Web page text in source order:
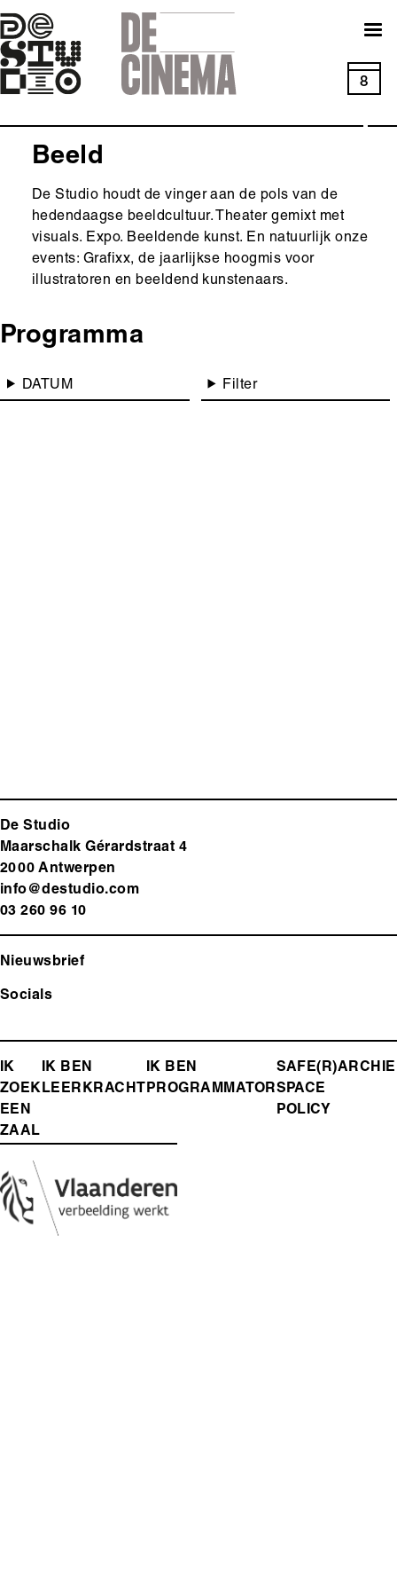
Skip
to
main
navigation
8
Beeld
De Studio houdt de vinger aan de pols van de
hedendaagse beeldcultuur. Theater gemixt met
visuals. Expo. Beeldende kunst. En natuurlijk onze
events: Grafixx, de jaarlijkse hoogmis voor
illustratoren en beeldend kunstenaars.
Programma
DATUM Filter
De Studio
Maarschalk Gérardstraat 4
2000 Antwerpen
info@destudio.com
03 260 96 10
Nieuwsbrief
Socials
FOOTER-
MENU
IK
ZOEK
EEN
ZAAL
IK BEN
LEERKRACHT
IK BEN
PROGRAMMATOR
SAFE(R)
SPACE
POLICY
Media
Afbeelding